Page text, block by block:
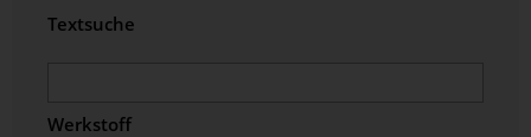
Textsuche
Werkstoff